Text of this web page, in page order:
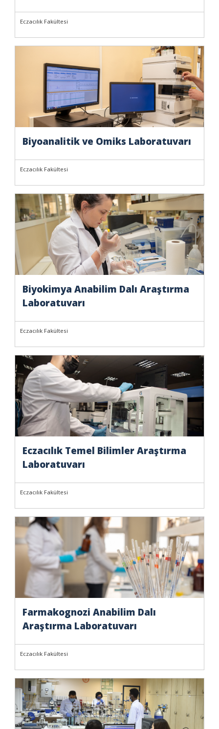
Eczacılık Fakültesi
Biyoanalitik ve Omiks Laboratuvarı
Eczacılık Fakültesi
Biyokimya Anabilim Dalı Araştırma
Laboratuvarı
Eczacılık Fakültesi
Eczacılık Temel Bilimler Araştırma
Laboratuvarı
Eczacılık Fakültesi
Farmakognozi Anabilim Dalı
Araştırma Laboratuvarı
Eczacılık Fakültesi